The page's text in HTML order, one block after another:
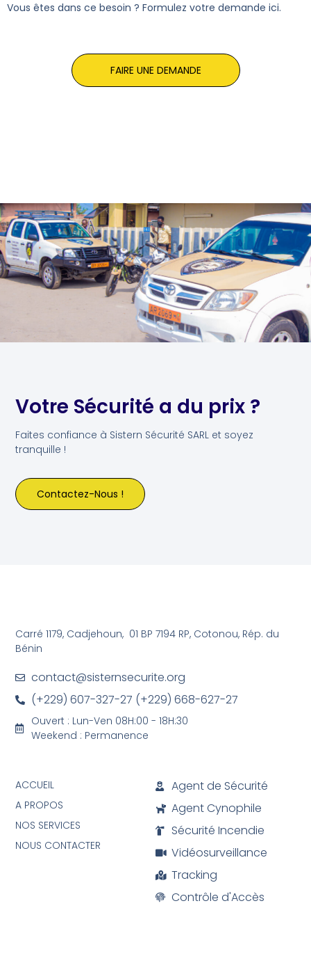
Vous êtes dans ce besoin ? Formulez votre demande ici.
FAIRE UNE DEMANDE
Votre Sécurité a du prix ?
Faites confiance à Sistern Sécurité SARL et soyez
tranquille !
Contactez-Nous !
Agent de Sécurité
Agent Cynophile
Sécurité Incendie
Vidéosurveillance
Tracking
Contrôle d'Accès
ACCUEIL
A PROPOS
NOS SERVICES
NOUS CONTACTER
Carré 1179, Cadjehoun, 01 BP 7194 RP, Cotonou, Rép. du
Bénin
contact@sisternsecurite.org
(+229) 607-327-27 (+229) 668-627-27
Ouvert : Lun-Ven 08H:00 - 18H:30
Weekend : Permanence